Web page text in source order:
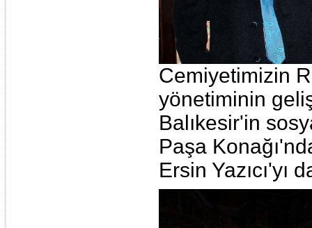
Cemiyetimizin
yönetiminin
Balıkesir'in
Paşa
Ersin Yazıcı'yı